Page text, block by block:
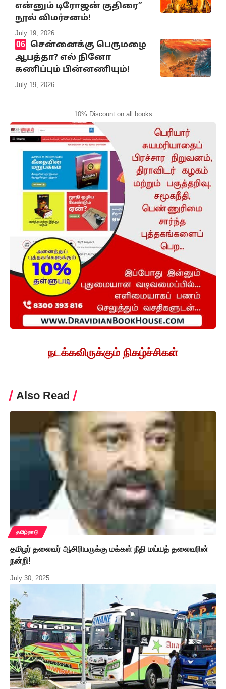
என்னும் டிரோஜன் குதிரை”
நூல் விமர்சனம்!
July 19, 2026
சென்னைக்கு பெருமழை
ஆபத்தா? எல் நினோ
கணிப்பும் பின்னணியும்!
July 19, 2026
10% Discount on all books
நடக்கவிருக்கும் நிகழ்ச்சிகள்
Also Read
தமிழ்நாடு
தமிழர் தலைவர் ஆசிரியருக்கு மக்கள் நீதி மய்யத் தலைவரின்
நன்றி!
July 30, 2025